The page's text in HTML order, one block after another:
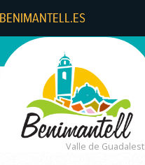
Valle de Guadalest